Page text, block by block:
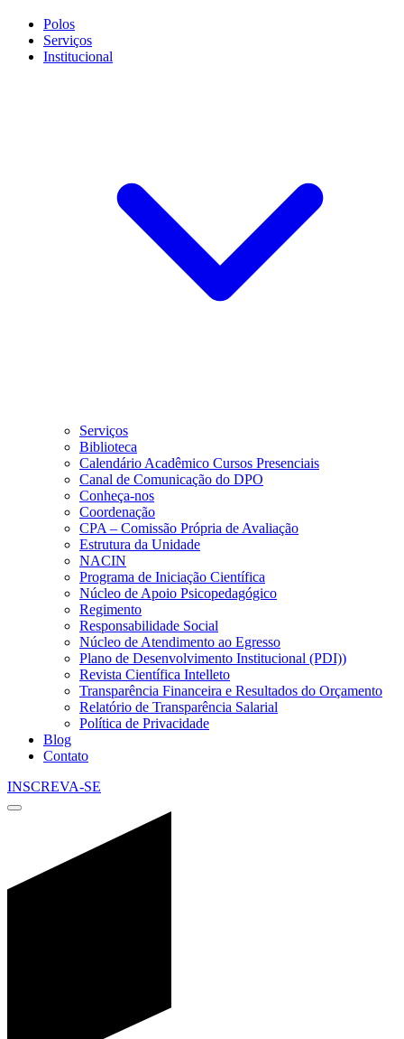
Polos
Serviços
Institucional
Serviços
Biblioteca
Calendário Acadêmico Cursos Presenciais
Canal de Comunicação do DPO
Conheça-nos
Coordenação
CPA – Comissão Própria de Avaliação
Estrutura da Unidade
NACIN
Programa de Iniciação Científica
Núcleo de Apoio Psicopedagógico
Regimento
Responsabilidade Social
Núcleo de Atendimento ao Egresso
Plano de Desenvolvimento Institucional (PDI))
Revista Científica Intelleto
Transparência Financeira e Resultados do Orçamento
Relatório de Transparência Salarial
Política de Privacidade
Blog
Contato
INSCREVA-SE